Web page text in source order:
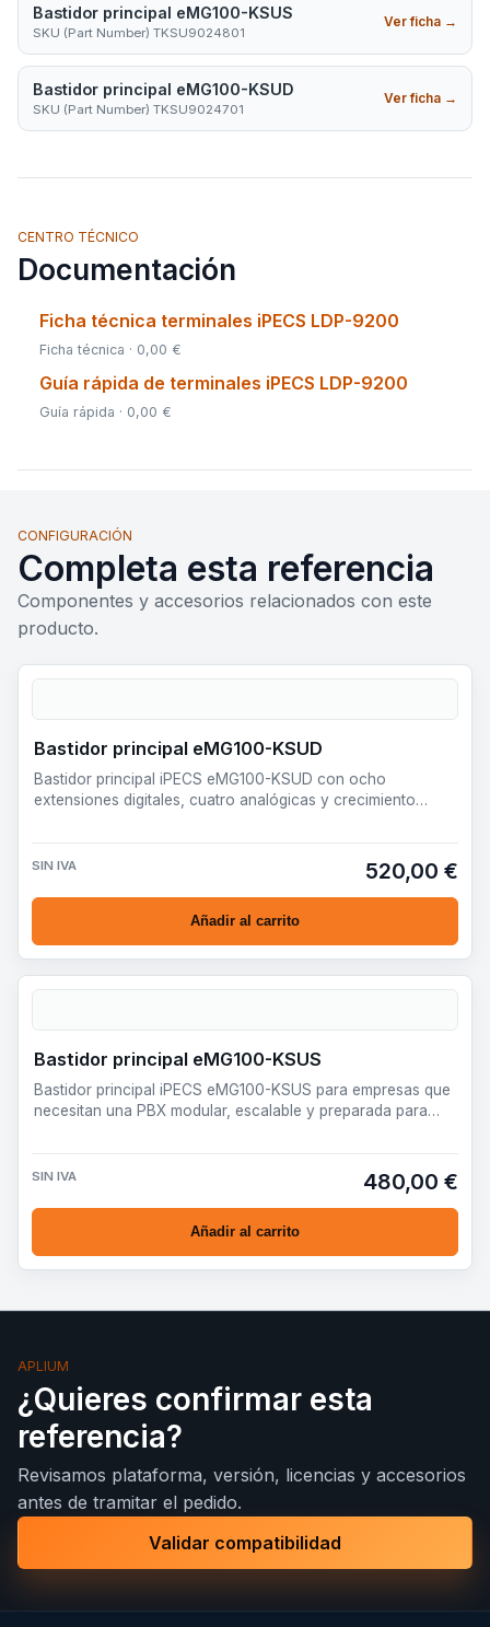
Bastidor principal eMG100-KSUS
SKU (Part Number) TKSU9024801
Ver ficha →
Bastidor principal eMG100-KSUD
SKU (Part Number) TKSU9024701
Ver ficha →
CENTRO TÉCNICO
Documentación
Ficha técnica terminales iPECS LDP-9200
Ficha técnica · 0,00 €
Guía rápida de terminales iPECS LDP-9200
Guía rápida · 0,00 €
CONFIGURACIÓN
Completa esta referencia
Componentes y accesorios relacionados con este
producto.
Bastidor principal eMG100-KSUD
Bastidor principal iPECS eMG100-KSUD con ocho
extensiones digitales, cuatro analógicas y crecimiento
SIN IVA 520,00 €
Añadir al carrito
Bastidor principal eMG100-KSUS
Bastidor principal iPECS eMG100-KSUS para empresas que
necesitan una PBX modular, escalable y preparada para
SIN IVA 480,00 €
Añadir al carrito
APLIUM
¿Quieres confirmar esta
referencia?
Revisamos plataforma, versión, licencias y accesorios
antes de tramitar el pedido.
Validar compatibilidad